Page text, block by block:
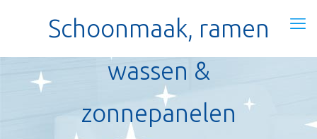
Schoonmaak, ramen
wassen &
zonnepanelen